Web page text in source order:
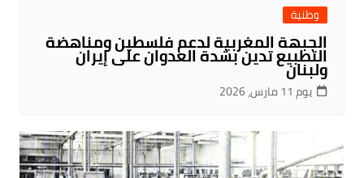
وطنية
الجبهة المغربية لدعم فلسطين ومناهضة
التطبيع تدين بشدة العدوان على إيران
ولبنان
يوم 11 مارس، 2026